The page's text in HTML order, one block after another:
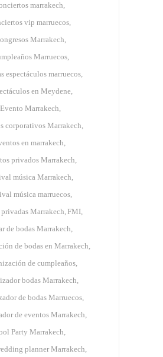
marrakech
vip marruecos
Marrakech
Marruecos
espectáculos marruecos
en Meydene
Evento Marrakech
corporativos Marrakech
en marrakech
privados Marrakech
música Marrakech
música marruecos
privadas Marrakech FMI
de bodas Marrakech
de bodas en Marrakech
de cumpleaños
bodas Marrakech
de bodas Marruecos
de eventos Marrakech
Party Marrakech
planner Marrakech